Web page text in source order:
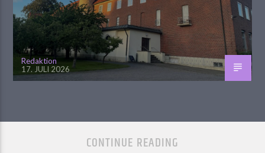
Redaktion
17. JULI 2026
CONTINUE READING